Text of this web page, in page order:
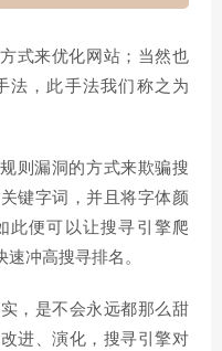
式来优化网站；当然也
法，此手法我们称之为
则漏洞的方式来欺骗搜
键字词，并且将字体颜
此便可以让搜寻引擎爬
冲高搜寻排名。
，是不会永远都那么甜
进、演化，搜寻引擎对